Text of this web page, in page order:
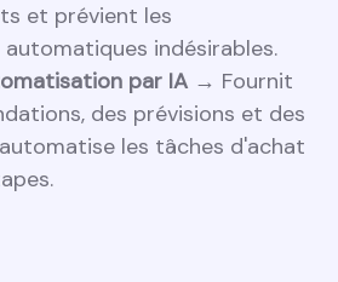
et prévient les
indésirables.
par IA → Fournit
des prévisions et des
les tâches d'achat